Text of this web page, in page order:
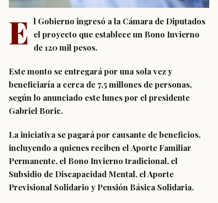
E l Gobierno ingresó a la Cámara de Diputados
el proyecto que establece un Bono Invierno
de 120 mil pesos.
Este monto se entregará por una sola vez y
beneficiaría a cerca de 7,5 millones de personas,
según lo anunciado este lunes por el presidente
Gabriel Boric.
La iniciativa se pagará por causante de beneficios,
incluyendo a quienes reciben el Aporte Familiar
Permanente, el Bono Invierno tradicional, el
Subsidio de Discapacidad Mental, el Aporte
Previsional Solidario y Pensión Básica Solidaria.